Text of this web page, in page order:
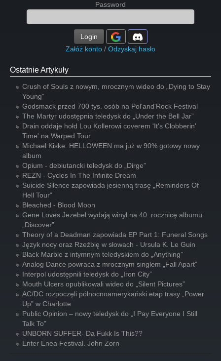
Password
Login
Załóż konto / Odzyskaj hasło
Ostatnie Artykuły
Crush of Souls z nowym, mrocznym wideo do „Dying to Stay
Young”
Godsmack przed 700 tys. osób na Pol'and'Rock Festival
The Martyr udostępnia teledysk do „Under the Bell Jar”
Drain oddaje hołd Lou Kollerowi coverem 'It's Clobberin'
Time' na Warped Tour
Michael Kiske: HELLOWEEN ma już w 90% gotowy nowy
album
Opium - debiutancki teledysk do „Dirge”
REZN - Cycles In The Infinite Dream
Suicide Silence zapowiada jesienną trasę „Reminders Of
Hell Tour”
Bleached - Blood Moon
Gene Loves Jezebel wydają winyl na 40. rocznicę albumu
„Discover”
Theory of a Deadman zapowiada EP Part 1: Funeral Songs
Język nocy oraz Rzeźbię w słowach - Ursula K. Le Guin
Black Marble z intymnym teledyskiem do „Anything”
Analog Dance powraca z mrocznym singlem „Fall Apart”
Interpol udostępnili teledysk do „Iron City”
Mouth Ulcers opublikowali wideo do „Silent Pictures”
AC/DC rozpoczęli północnoamerykański etap trasy „Power
Up” w Charlotte
Public Opinion – nowy teledysk do „I Pay Everyone I Still
Talk To”
UNBORN SUFFER- Da Fukk Is This??
Enter Enea Festival. John Zorn